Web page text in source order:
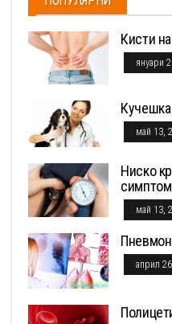
Кисти
януари
май 13,
Ниско
май 13,
април